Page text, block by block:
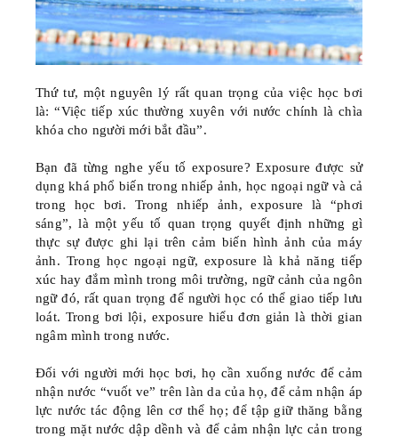
Thứ tư, một nguyên lý rất quan trọng của việc học bơi
là:“Việc tiếp xúc thường xuyên với nước chính là chìa
khóa cho người mới bắt đầu”.
Bạn đã từng nghe yếu tố exposure?Exposuređược sử
dụng khá phổ biến trong nhiếp ảnh, học ngoại ngữ và cả
trong học bơi. Trong nhiếp ảnh, exposure là “phơi
sáng”, là một yếu tố quan trọng quyết định những gì
thực sự được ghi lại trên cảm biến hình ảnh của máy
ảnh. Trong học ngoại ngữ, exposure là khả năng tiếp
xúc hay đắm mình trong môi trường, ngữ cảnh của ngôn
ngữ đó, rất quan trọng để người học có thể giao tiếp lưu
loát. Trong bơi lội, exposure hiểu đơn giản là thời gian
ngâm mình trong nước.
Đối với người mới học bơi, họ cần xuống nước để cảm
nhận nước “vuốt ve” trên làn da của họ, để cảm nhận áp
lực nước tác động lên cơ thể họ; để tập giữ thăng bằng
trong mặt nước dập dềnh và để cảm nhận lực cản trong